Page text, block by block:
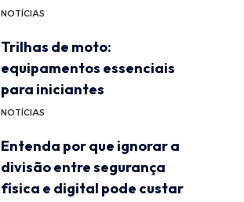
NOTÍCIAS
Trilhas de moto:
equipamentos essenciais
para iniciantes
NOTÍCIAS
Entenda por que ignorar a
divisão entre segurança
física e digital pode custar